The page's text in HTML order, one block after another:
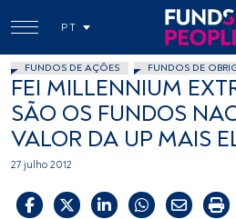
PT
FUNDOS DE AÇÕES FUNDOS DE
FEI MILLENNIUM
SÃO OS FUNDOS
VALOR DA UP MAIS
27 julho 2012